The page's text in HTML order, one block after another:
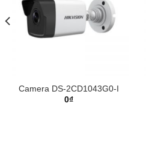
Camera DS-2CD1043G0-I
0₫